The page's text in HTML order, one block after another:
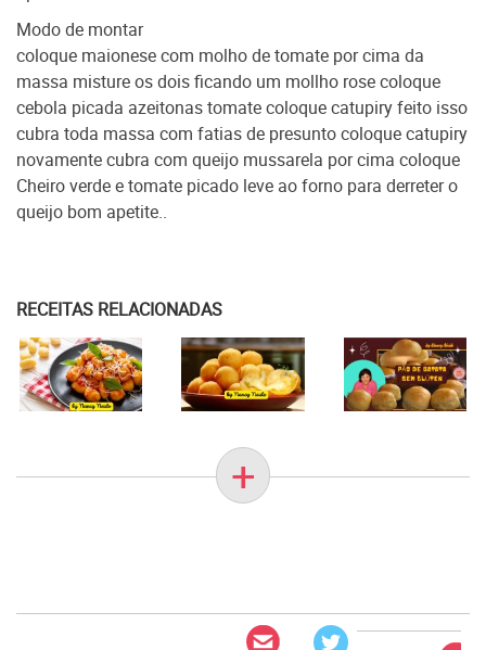
Modo de montar
coloque maionese com molho de tomate por cima da
massa misture os dois ficando um mollho rose coloque
cebola picada azeitonas tomate coloque catupiry feito isso
cubra toda massa com fatias de presunto coloque catupiry
novamente cubra com queijo mussarela por cima coloque
Cheiro verde e tomate picado leve ao forno para derreter o
queijo bom apetite..
RECEITAS RELACIONADAS
+